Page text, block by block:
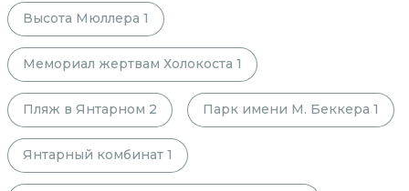
Высота Мюллера 1
Мемориал жертвам Холокоста 1
Пляж в Янтарном 2 Парк имени М. Беккера 1
Янтарный комбинат 1